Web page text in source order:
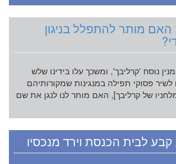
מותר להתפלל בניגון
נוסח 'קרליבך', ומשכך עלו בידינו שלש
פסוקי תפילה במנגינות שמקורותיהם
של קרליבך], האם מותר לנו לנגן את שם
לבית הכנסת וירד מנכסיו